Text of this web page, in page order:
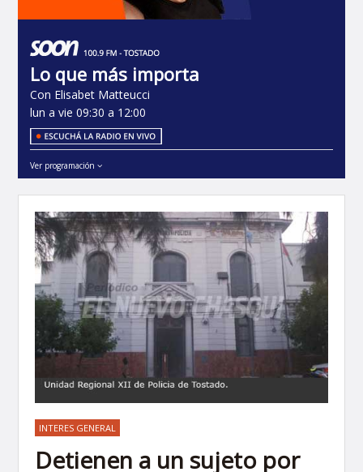
Lo que más importa
Con Elisabet Matteucci
lun a vie 09:30 a 12:00
Ver programación
INTERES GENERAL
Detienen a un sujeto por